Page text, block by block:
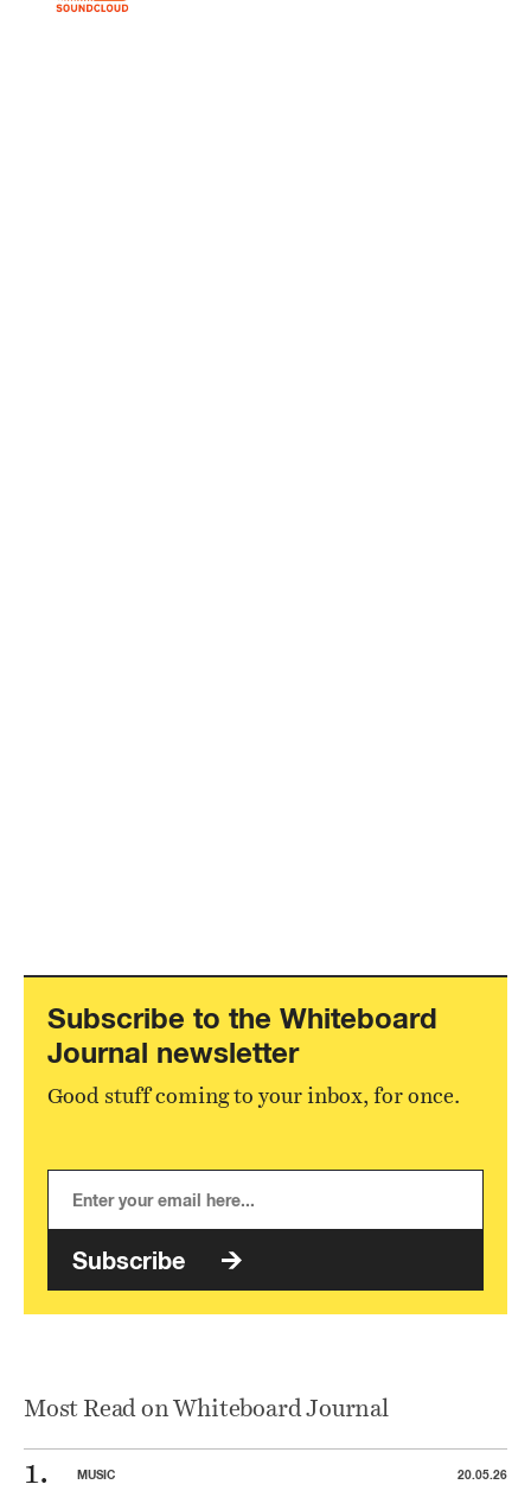
Subscribe to the Whiteboard
Journal newsletter
Good stuff coming to your inbox, for once.
Subscribe
Most Read on Whiteboard Journal
MUSIC 20.05.26